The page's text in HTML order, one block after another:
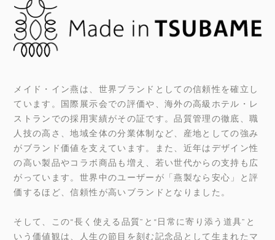
メイド・イン燕は、世界ブランドとしての信頼性を確立し
ています。国際展示会での評価や、海外の高級ホテル・レ
ストランでの採用実績がその証です。品質管理の徹底、職
人技の高さ、地域全体の分業体制など、産地としての強み
がブランド価値を支えています。また、近年はデザイン性
の高い製品やコラボ商品も増え、若い世代からの支持も広
がっています。世界中のユーザーが「燕製なら安心」と評
価するほど、信頼性が高いブランドとなりました。
そして、この“長く使える品質”と“日常に寄り添う道具”と
いう価値観は、人生の節目を刻む記念品として生まれたマ